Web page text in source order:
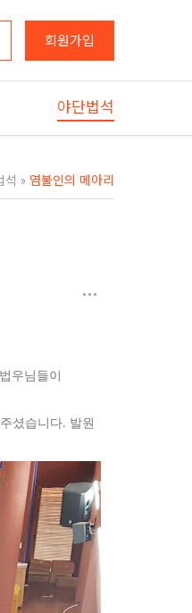
회원가입
야단법석
석 » 염불인의 메아리
우님들이
셨습니다. 발원